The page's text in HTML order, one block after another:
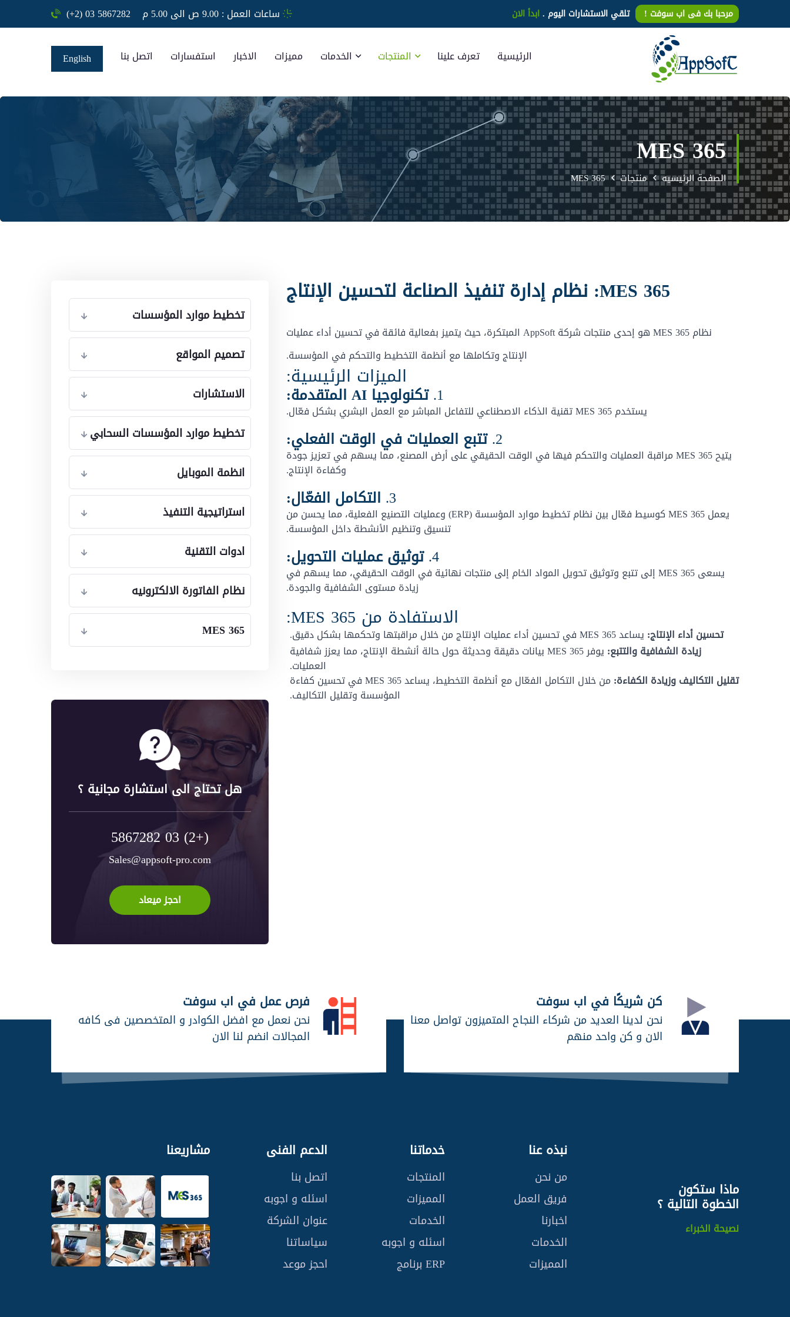
مرحبا بك فى اب سوفت ! تلقي الاستشارات اليوم . ابدأ الان ساعات العمل : 9.00 ص الى 5.00 م (+2) 03 5867282
الرئيسية تعرف علينا المنتجات الخدمات مميزات الاخبار استفسارات اتصل بنا English
MES 365
الصفحة الرئيسيه منتجات MES 365
MES 365: نظام إدارة تنفيذ الصناعة لتحسين الإنتاج
نظام MES 365 هو إحدى منتجات شركة AppSoft المبتكرة، حيث يتميز بفعالية فائقة في تحسين أداء عمليات
الإنتاج وتكاملها مع أنظمة التخطيط والتحكم في المؤسسة.
الميزات الرئيسية:
1. تكنولوجيا AI المتقدمة:
يستخدم MES 365 تقنية الذكاء الاصطناعي للتفاعل المباشر مع العمل البشري بشكل فعّال.
2. تتبع العمليات في الوقت الفعلي:
يتيح MES 365 مراقبة العمليات والتحكم فيها في الوقت الحقيقي على أرض المصنع، مما يسهم في تعزيز جودة
وكفاءة الإنتاج.
3. التكامل الفعّال:
يعمل MES 365 كوسيط فعّال بين نظام تخطيط موارد المؤسسة (ERP) وعمليات التصنيع الفعلية، مما يحسن من
تنسيق وتنظيم الأنشطة داخل المؤسسة.
4. توثيق عمليات التحويل:
يسعى MES 365 إلى تتبع وتوثيق تحويل المواد الخام إلى منتجات نهائية في الوقت الحقيقي، مما يسهم في
زيادة مستوى الشفافية والجودة.
الاستفادة من MES 365:
تحسين أداء الإنتاج: يساعد MES 365 في تحسين أداء عمليات الإنتاج من خلال مراقبتها وتحكمها بشكل دقيق.
زيادة الشفافية والتتبع:
يوفر MES 365 بيانات دقيقة وحديثة حول حالة أنشطة الإنتاج، مما يعزز شفافية
العمليات.
تقليل التكاليف وزيادة الكفاءة:
من خلال التكامل الفعّال مع أنظمة التخطيط، يساعد MES 365 في تحسين كفاءة
المؤسسة وتقليل التكاليف.
تخطيط موارد المؤسسات
تصميم المواقع
الاستشارات
تخطيط موارد المؤسسات السحابي
انظمة الموبايل
استراتيجية التنفيذ
ادوات التقنية
نظام الفاتورة الالكترونيه
MES 365
هل تحتاج الى استشارة مجانية ؟
(+2) 03 5867282
Sales@appsoft-pro.com
احجز ميعاد
كن شريكًا في اب سوفت
نحن لدينا العديد من شركاء النجاح المتميزون تواصل معنا
الان و كن واحد منهم
فرص عمل في اب سوفت
نحن نعمل مع افضل الكوادر و المتخصصين فى كافه
المجالات انضم لنا الان
ماذا ستكون
الخطوة التالية ؟
نصيحة الخبراء
نبذه عنا
من نحن
فريق العمل
اخبارنا
الخدمات
المميزات
خدماتنا
المنتجات
المميزات
الخدمات
اسئله و اجوبه
ERP برنامج
الدعم الفنى
اتصل بنا
اسئله و اجوبه
عنوان الشركة
سياساتنا
احجز موعد
مشاريعنا